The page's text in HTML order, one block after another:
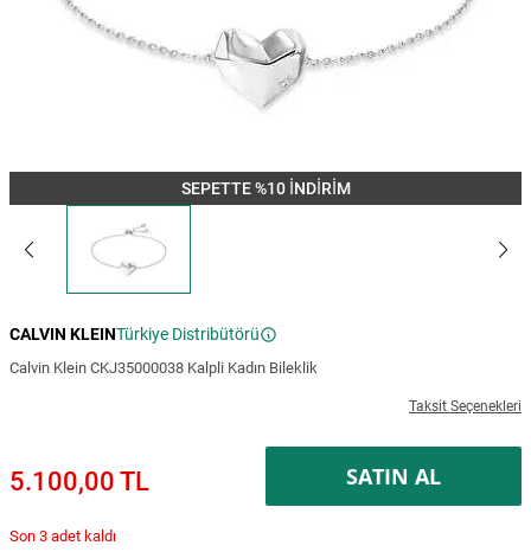
SEPETTE %10 İNDİRİM
CALVIN KLEINTürkiye Distribütörü
Calvin Klein CKJ35000038 Kalpli Kadın Bileklik
Taksit Seçenekleri
5.100,00 TL SATIN AL
Son 3 adet kaldı